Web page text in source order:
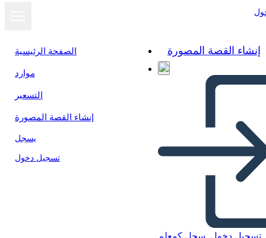
الصفحة الرئيسية
موارد
التسعير
إنشاء القصة المصورة
يسجل
تسجيل دخول
إنشاء القصة المصورة
تسجيل دخول سجل كمعلم